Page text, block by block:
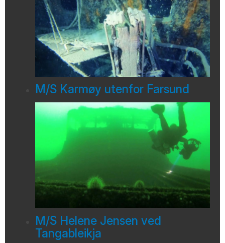
M/S Karmøy utenfor Farsund
M/S Helene Jensen ved
Tangableikja